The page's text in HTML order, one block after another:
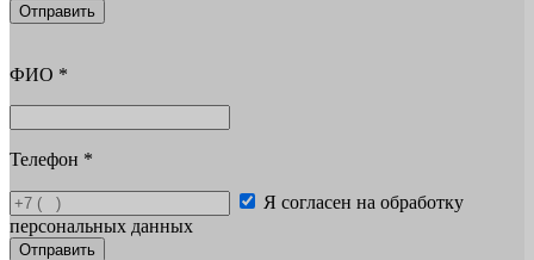
Отправить
ФИО *
Телефон *
Я согласен на обработку
персональных данных
Отправить